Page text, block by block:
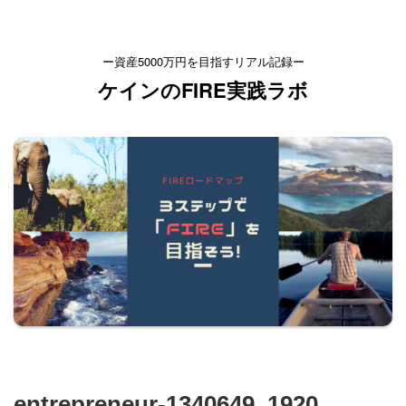
ー資産5000万円を目指すリアル記録ー
ケインのFIRE実践ラボ